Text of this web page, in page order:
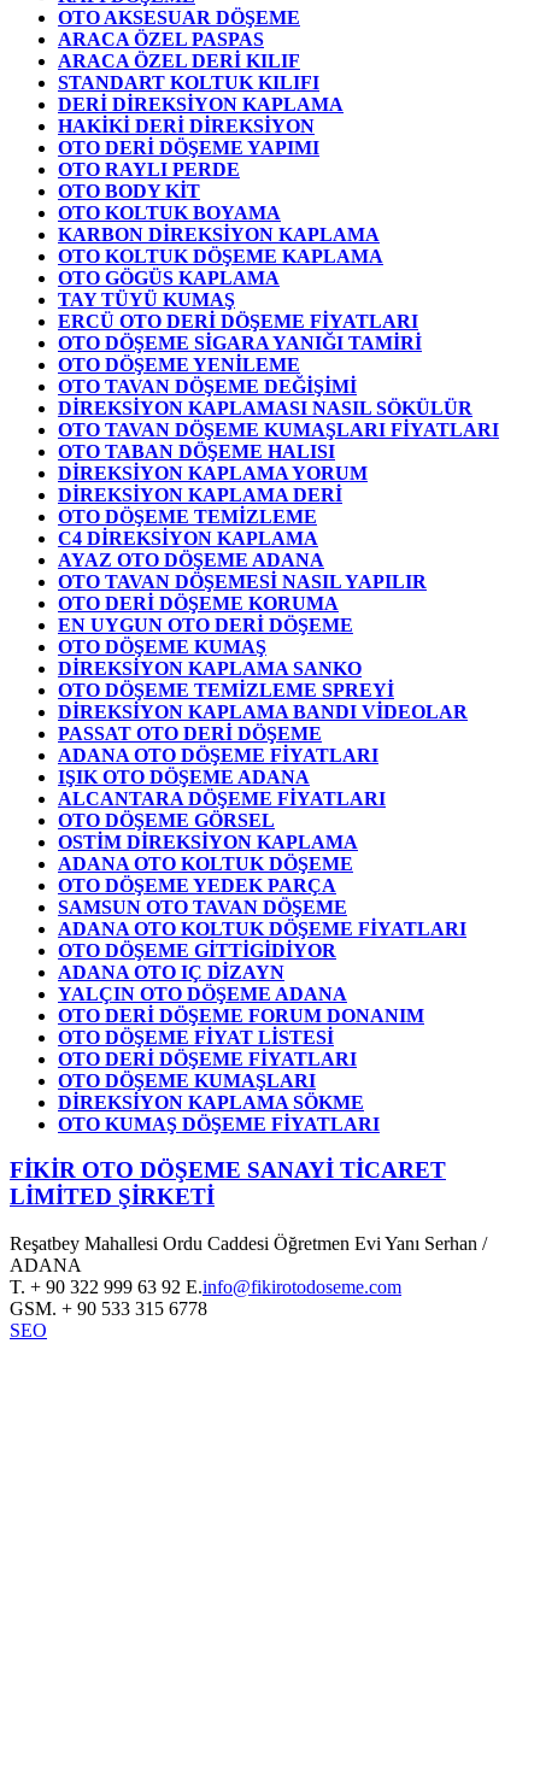
OTO AKSESUAR DÖŞEME
ARACA ÖZEL PASPAS
ARACA ÖZEL DERİ KILIF
STANDART KOLTUK KILIFI
DERİ DİREKSİYON KAPLAMA
HAKİKİ DERİ DİREKSİYON
OTO DERİ DÖŞEME YAPIMI
OTO RAYLI PERDE
OTO BODY KİT
OTO KOLTUK BOYAMA
KARBON DİREKSİYON KAPLAMA
OTO KOLTUK DÖŞEME KAPLAMA
OTO GÖGÜS KAPLAMA
TAY TÜYÜ KUMAŞ
ERCÜ OTO DERİ DÖŞEME FİYATLARI
OTO DÖŞEME SİGARA YANIĞI TAMİRİ
OTO DÖŞEME YENİLEME
OTO TAVAN DÖŞEME DEĞİŞİMİ
DİREKSİYON KAPLAMASI NASIL SÖKÜLÜR
OTO TAVAN DÖŞEME KUMAŞLARI FİYATLARI
OTO TABAN DÖŞEME HALISI
DİREKSİYON KAPLAMA YORUM
DİREKSİYON KAPLAMA DERİ
OTO DÖŞEME TEMİZLEME
C4 DİREKSİYON KAPLAMA
AYAZ OTO DÖŞEME ADANA
OTO TAVAN DÖŞEMESİ NASIL YAPILIR
OTO DERİ DÖŞEME KORUMA
EN UYGUN OTO DERİ DÖŞEME
OTO DÖŞEME KUMAŞ
DİREKSİYON KAPLAMA SANKO
OTO DÖŞEME TEMİZLEME SPREYİ
DİREKSİYON KAPLAMA BANDI VİDEOLAR
PASSAT OTO DERİ DÖŞEME
ADANA OTO DÖŞEME FİYATLARI
IŞIK OTO DÖŞEME ADANA
ALCANTARA DÖŞEME FİYATLARI
OTO DÖŞEME GÖRSEL
OSTİM DİREKSİYON KAPLAMA
ADANA OTO KOLTUK DÖŞEME
OTO DÖŞEME YEDEK PARÇA
SAMSUN OTO TAVAN DÖŞEME
ADANA OTO KOLTUK DÖŞEME FİYATLARI
OTO DÖŞEME GİTTİGİDİYOR
ADANA OTO IÇ DİZAYN
YALÇIN OTO DÖŞEME ADANA
OTO DERİ DÖŞEME FORUM DONANIM
OTO DÖŞEME FİYAT LİSTESİ
OTO DERİ DÖŞEME FİYATLARI
OTO DÖŞEME KUMAŞLARI
DİREKSİYON KAPLAMA SÖKME
OTO KUMAŞ DÖŞEME FİYATLARI
FİKİR OTO DÖŞEME SANAYİ TİCARET
LİMİTED ŞİRKETİ
Reşatbey Mahallesi Ordu Caddesi Öğretmen Evi Yanı Serhan /
ADANA
T. + 90 322 999 63 92 E.info@fikirotodoseme.com
GSM. + 90 533 315 6778
SEO